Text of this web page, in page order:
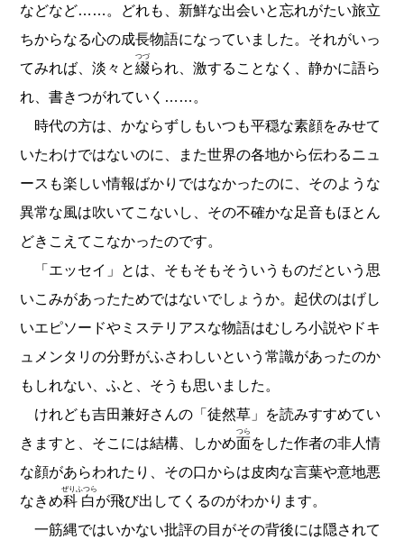
などなど……。どれも、新鮮な出会いと忘れがたい旅立
ちからなる心の成長物語になっていました。それがいっ
てみれば、淡々と綴
つづ
られ、激することなく、静かに語ら
れ、書きつがれていく……。
時代の方は、かならずしもいつも平穏な素顔をみせて
いたわけではないのに、また世界の各地から伝わるニュ
ースも楽しい情報ばかりではなかったのに、そのような
異常な風は吹いてこないし、その不確かな足音もほとん
どきこえてこなかったのです。
「エッセイ」とは、そもそもそういうものだという思
いこみがあったためではないでしょうか。起伏のはげし
いエピソードやミステリアスな物語はむしろ小説やドキ
ュメンタリの分野がふさわしいという常識があったのか
もしれない、ふと、そうも思いました。
けれども吉田兼好さんの「徒然草」を読みすすめてい
きますと、そこには結構、しかめ面
つら
をした作者の非人情
な顔があらわれたり、その口からは皮肉な言葉や意地悪
なきめ科白
ぜりふつら
が飛び出してくるのがわかります。
一筋縄ではいかない批評の目がその背後には隠されて